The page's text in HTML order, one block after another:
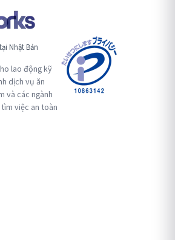
Nhật Bản
lao động kỹ
dịch vụ ăn
và các ngành
việc an toàn